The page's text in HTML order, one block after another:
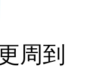
周到